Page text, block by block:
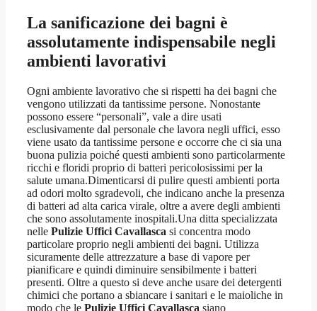
La sanificazione dei bagni è
assolutamente indispensabile negli
ambienti lavorativi
Ogni ambiente lavorativo che si rispetti ha dei bagni che
vengono utilizzati da tantissime persone. Nonostante
possono essere “personali”, vale a dire usati
esclusivamente dal personale che lavora negli uffici, esso
viene usato da tantissime persone e occorre che ci sia una
buona pulizia poiché questi ambienti sono particolarmente
ricchi e floridi proprio di batteri pericolosissimi per la
salute umana.Dimenticarsi di pulire questi ambienti porta
ad odori molto sgradevoli, che indicano anche la presenza
di batteri ad alta carica virale, oltre a avere degli ambienti
che sono assolutamente inospitali.Una ditta specializzata
nelle Pulizie Uffici Cavallasca si concentra modo
particolare proprio negli ambienti dei bagni. Utilizza
sicuramente delle attrezzature a base di vapore per
pianificare e quindi diminuire sensibilmente i batteri
presenti. Oltre a questo si deve anche usare dei detergenti
chimici che portano a sbiancare i sanitari e le maioliche in
modo che le Pulizie Uffici Cavallasca siano